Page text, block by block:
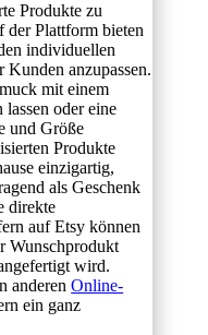
Produkte zu
der Plattform bieten
individuellen
Kunden anzupassen.
mit einem
oder eine
und Größe
Produkte
einzigartig,
als Geschenk
direkte
auf Etsy können
Wunschprodukt
wird.
anderenOnline-
ein ganz